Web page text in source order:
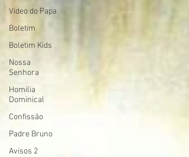
Video do Papa
Boletim
Boletim Kids
Nossa
Senhora
Homilia
Dominical
Confissão
Padre Bruno
Avisos 2